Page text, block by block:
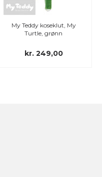
My Teddy koseklut, My
Turtle, grønn
kr. 249,00